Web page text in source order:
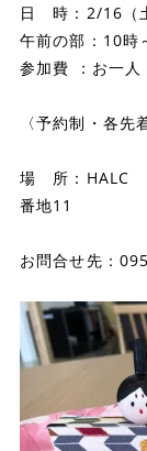
日 時：2/16（
午前の部：10
参加費 ：お一
〈予約制・各先
場 所：HALC
番地11
お問合せ先：